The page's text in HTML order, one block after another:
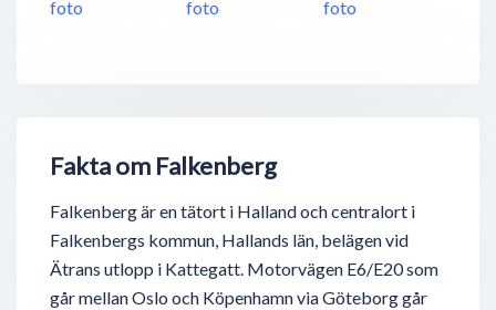
Fakta om Falkenberg
Falkenberg är en tätort i Halland och centralort i
Falkenbergs kommun, Hallands län, belägen vid
Ätrans utlopp i Kattegatt. Motorvägen E6/E20 som
går mellan Oslo och Köpenhamn via Göteborg går